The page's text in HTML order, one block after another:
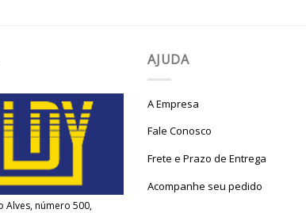
Alves, número 500,
AJUDA
A Empresa
Fale Conosco
Frete e Prazo de Entrega
Acompanhe seu pedido